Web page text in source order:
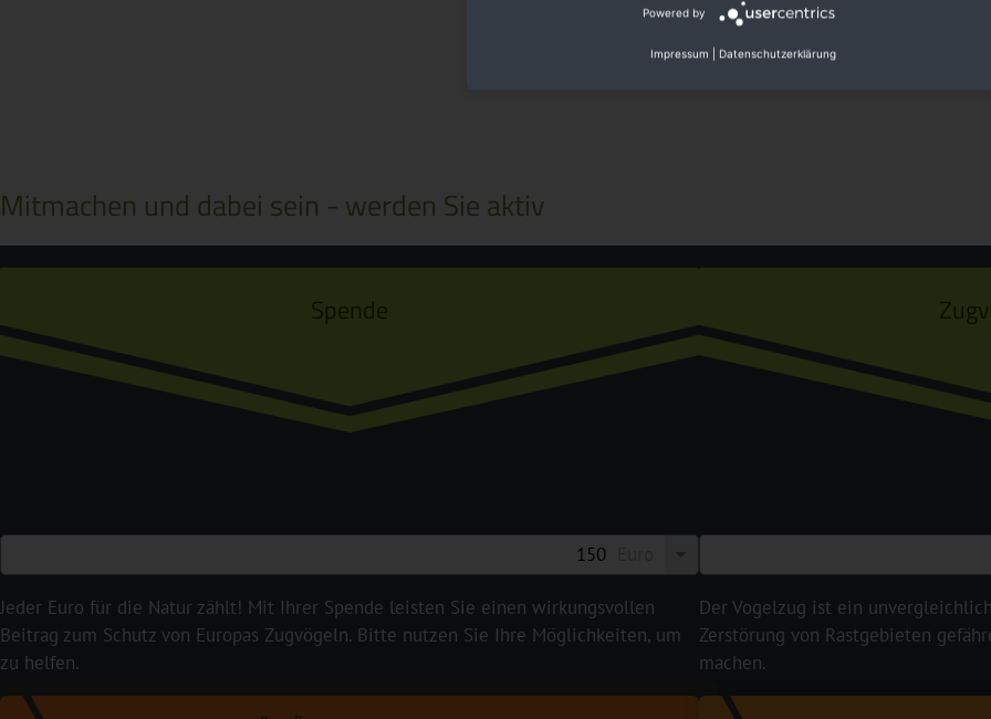
Mitmachen und dabei sein - werden Sie aktiv
Spende
Jeder Euro für die Natur zählt! Mit Ihrer Spende leisten Sie einen wirkungsvollen
Beitrag zum Schutz von Europas Zugvögeln. Bitte nutzen Sie Ihre Möglichkeiten, um
zu helfen.
Der Vogelzug ist ein
Zerstörung von Rastgebieten
machen.
Powered by
Impressum Datenschutzerklärung